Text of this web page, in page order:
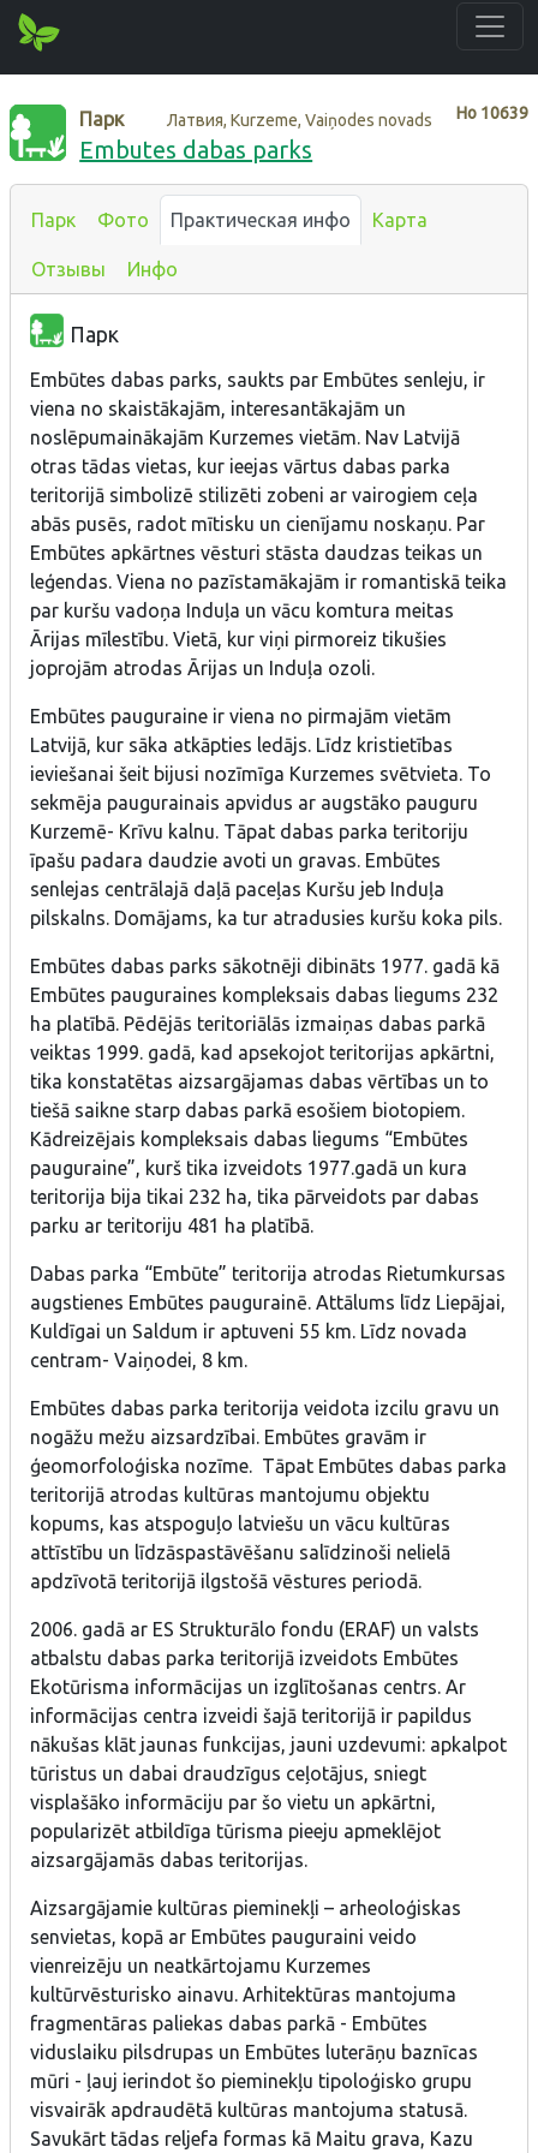
Нo 10639
Парк Латвия, Kurzeme, Vaiņodes novads
Embutes dabas parks
Парк Фото Практическая инфо Карта
Отзывы Инфо
Парк
Embūtes dabas parks, saukts par Embūtes senleju, ir
viena no skaistākajām, interesantākajām un
noslēpumainākajām Kurzemes vietām. Nav Latvijā
otras tādas vietas, kur ieejas vārtus dabas parka
teritorijā simbolizē stilizēti zobeni ar vairogiem ceļa
abās pusēs, radot mītisku un cienījamu noskaņu. Par
Embūtes apkārtnes vēsturi stāsta daudzas teikas un
leģendas. Viena no pazīstamākajām ir romantiskā teika
par kuršu vadoņa Induļa un vācu komtura meitas
Ārijas mīlestību. Vietā, kur viņi pirmoreiz tikušies
joprojām atrodas Ārijas un Induļa ozoli.
Embūtes pauguraine ir viena no pirmajām vietām
Latvijā, kur sāka atkāpties ledājs. Līdz kristietības
ieviešanai šeit bijusi nozīmīga Kurzemes svētvieta. To
sekmēja paugurainais apvidus ar augstāko pauguru
Kurzemē- Krīvu kalnu. Tāpat dabas parka teritoriju
īpašu padara daudzie avoti un gravas. Embūtes
senlejas centrālajā daļā paceļas Kuršu jeb Induļa
pilskalns. Domājams, ka tur atradusies kuršu koka pils.
Embūtes dabas parks sākotnēji dibināts 1977. gadā kā
Embūtes pauguraines kompleksais dabas liegums 232
ha platībā. Pēdējās teritoriālās izmaiņas dabas parkā
veiktas 1999. gadā, kad apsekojot teritorijas apkārtni,
tika konstatētas aizsargājamas dabas vērtības un to
tiešā saikne starp dabas parkā esošiem biotopiem.
Kādreizējais kompleksais dabas liegums “Embūtes
pauguraine”, kurš tika izveidots 1977.gadā un kura
teritorija bija tikai 232 ha, tika pārveidots par dabas
parku ar teritoriju 481 ha platībā.
Dabas parka “Embūte” teritorija atrodas Rietumkursas
augstienes Embūtes paugurainē. Attālums līdz Liepājai,
Kuldīgai un Saldum ir aptuveni 55 km. Līdz novada
centram- Vaiņodei, 8 km.
Embūtes dabas parka teritorija veidota izcilu gravu un
nogāžu mežu aizsardzībai. Embūtes gravām ir
ģeomorfoloģiska nozīme. Tāpat Embūtes dabas parka
teritorijā atrodas kultūras mantojumu objektu
kopums, kas atspoguļo latviešu un vācu kultūras
attīstību un līdzāspastāvēšanu salīdzinoši nelielā
apdzīvotā teritorijā ilgstošā vēstures periodā.
2006. gadā ar ES Strukturālo fondu (ERAF) un valsts
atbalstu dabas parka teritorijā izveidots Embūtes
Ekotūrisma informācijas un izglītošanas centrs. Ar
informācijas centra izveidi šajā teritorijā ir papildus
nākušas klāt jaunas funkcijas, jauni uzdevumi: apkalpot
tūristus un dabai draudzīgus ceļotājus, sniegt
visplašāko informāciju par šo vietu un apkārtni,
popularizēt atbildīga tūrisma pieeju apmeklējot
aizsargājamās dabas teritorijas.
Aizsargājamie kultūras pieminekļi – arheoloģiskas
senvietas, kopā ar Embūtes pauguraini veido
vienreizēju un neatkārtojamu Kurzemes
kultūrvēsturisko ainavu. Arhitektūras mantojuma
fragmentāras paliekas dabas parkā - Embūtes
viduslaiku pilsdrupas un Embūtes luterāņu baznīcas
mūri - ļauj ierindot šo pieminekļu tipoloģisko grupu
visvairāk apdraudētā kultūras mantojuma statusā.
Savukārt tādas reljefa formas kā Maitu grava, Kazu